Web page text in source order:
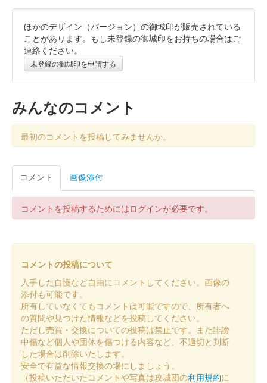
笠間城 御城印 佐白山 かさましこ版
現存している天守の石垣と笠間城があった佐白山をデザイン。か
つて「三白山」と呼ばれ、狐・鹿・雉が守っていたと伝わること
からこちらもデザインされている。日本遺産の「かさましこ」の
笠間城 御城印 菊まつり記念 かさましこ
笠間城 御城印
た。
笠間城 御城印 ゴジラ 櫓~YAGURA~版
『ゴジラ-1.0』が笠間市でも撮影されたことを記念して作成され
た。
ほかのデザイン（バージョン）の御城印が販売されている
ことがあります。もし未登録の御城印をお持ちの場合はご
連絡ください。
未登録の御城印を申請する
みんなのコメント
最初のコメントを投稿してみませんか。
コメント 画像添付
コメントを投稿するためにはログインが必要です。
コメントの投稿について
入手した自慢など自由にコメントしてください。画像の
添付も可能です。
所有していなくてもコメントは可能ですので、所有者へ
の質問や見つけた情報などを投稿してください。
ただし売買・交換についての投稿は禁止です。また誹謗
中傷など個人や団体を傷つける内容など、不適切と判断
した場合は削除いたします。
安全で有益な情報交換の場にしましょう。
（投稿いただいたコメントや写真は攻城団の利用規約に